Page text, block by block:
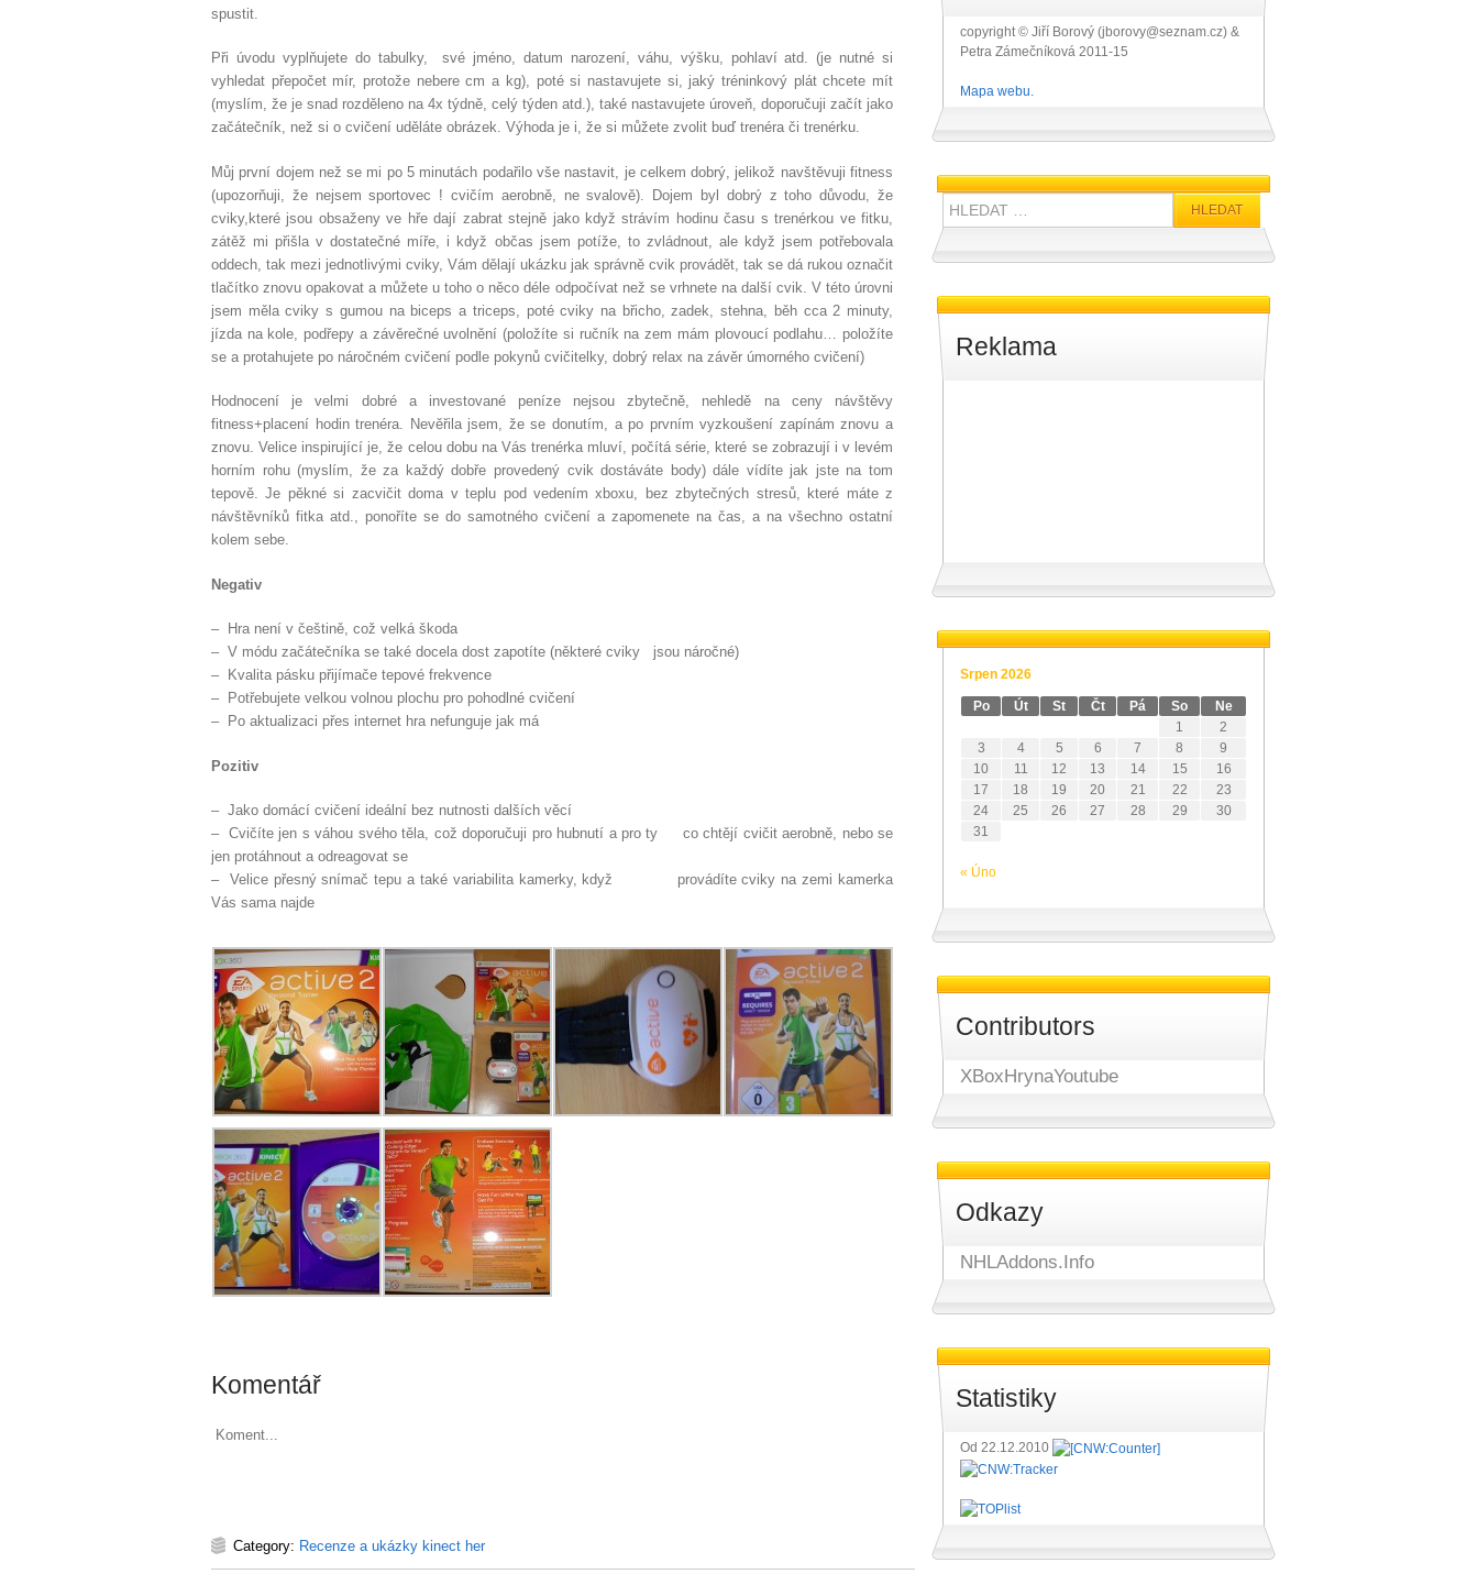
spustit.
Při úvodu vyplňujete do tabulky, své jméno, datum narození, váhu, výšku, pohlaví atd. (je nutné si
vyhledat přepočet mír, protože nebere cm a kg), poté si nastavujete si, jaký tréninkový plát chcete mít
(myslím, že je snad rozděleno na 4x týdně, celý týden atd.), také nastavujete úroveň, doporučuji začít jako
začátečník, než si o cvičení uděláte obrázek. Výhoda je i, že si můžete zvolit buď trenéra či trenérku.
Můj první dojem než se mi po 5 minutách podařilo vše nastavit, je celkem dobrý, jelikož navštěvuji fitness
(upozorňuji, že nejsem sportovec ! cvičím aerobně, ne svalově). Dojem byl dobrý z toho důvodu, že
cviky,které jsou obsaženy ve hře dají zabrat stejně jako když strávím hodinu času s trenérkou ve fitku,
zátěž mi přišla v dostatečné míře, i když občas jsem potíže, to zvládnout, ale když jsem potřebovala
oddech, tak mezi jednotlivými cviky, Vám dělají ukázku jak správně cvik provádět, tak se dá rukou označit
tlačítko znovu opakovat a můžete u toho o něco déle odpočívat než se vrhnete na další cvik. V této úrovni
jsem měla cviky s gumou na biceps a triceps, poté cviky na břicho, zadek, stehna, běh cca 2 minuty,
jízda na kole, podřepy a závěrečné uvolnění (položíte si ručník na zem mám plovoucí podlahu… položíte
se a protahujete po náročném cvičení podle pokynů cvičitelky, dobrý relax na závěr úmorného cvičení)
Hodnocení je velmi dobré a investované peníze nejsou zbytečně, nehledě na ceny návštěvy
fitness+placení hodin trenéra. Nevěřila jsem, že se donutím, a po prvním vyzkoušení zapínám znovu a
znovu. Velice inspirující je, že celou dobu na Vás trenérka mluví, počítá série, které se zobrazují i v levém
horním rohu (myslím, že za každý dobře provedený cvik dostáváte body) dále vídíte jak jste na tom
tepově. Je pěkné si zacvičit doma v teplu pod vedením xboxu, bez zbytečných stresů, které máte z
návštěvníků fitka atd., ponoříte se do samotného cvičení a zapomenete na čas, a na všechno ostatní
kolem sebe.
Negativ
– Hra není v češtině, což velká škoda
– V módu začátečníka se také docela dost zapotíte (některé cviky jsou náročné)
– Kvalita pásku přijímače tepové frekvence
– Potřebujete velkou volnou plochu pro pohodlné cvičení
– Po aktualizaci přes internet hra nefunguje jak má
Pozitiv
– Jako domácí cvičení ideální bez nutnosti dalších věcí
– Cvičíte jen s váhou svého těla, což doporučuji pro hubnutí a pro ty co chtějí cvičit aerobně, nebo se
jen protáhnout a odreagovat se
– Velice přesný snímač tepu a také variabilita kamerky, když provádíte cviky na zemi kamerka
Vás sama najde
Komentář
Koment...
Category: Recenze a ukázky kinect her
copyright © Jiří Borový (jborovy@seznam.cz) &
Petra Zámečníková 2011-15
Mapa webu.
Hledat:
Reklama
Srpen 2026
Po Út St Čt Pá So
Ne
1
2
3
4 5 6 7 8
9
10
11 12 13 14 15
16
17
18 19 20 21 22
23
24
25 26 27 28 29
30
31
« Úno
Contributors
XBoxHrynaYoutube
Odkazy
NHLAddons.Info
Statistiky
Od 22.12.2010